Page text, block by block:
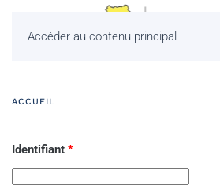
Accéder au contenu principal
ACCUEIL
Identifiant *